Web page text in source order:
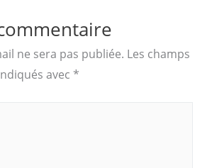
ne sera pas publiée. Les champs
avec *